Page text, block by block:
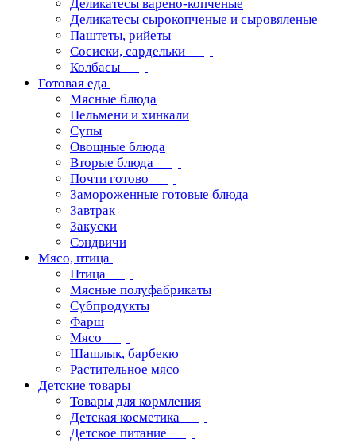
Деликатесы варено-копченые
Деликатесы сырокопченые и сыровяленые
Паштеты, рийеты
Сосиски, сардельки
Колбасы
Готовая еда
Мясные блюда
Пельмени и хинкали
Супы
Овощные блюда
Вторые блюда
Почти готово
Замороженные готовые блюда
Завтрак
Закуски
Сэндвичи
Мясо, птица
Птица
Мясные полуфабрикаты
Субпродукты
Фарш
Мясо
Шашлык, барбекю
Растительное мясо
Детские товары
Товары для кормления
Детская косметика
Детское питание